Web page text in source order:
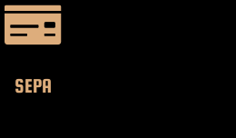
SEPA